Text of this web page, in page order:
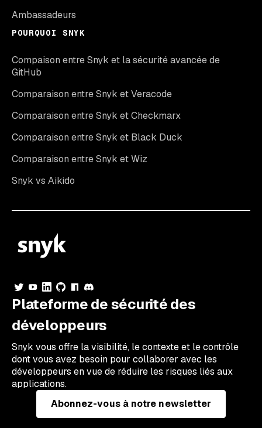
Ambassadeurs
POURQUOI SNYK
Compaison entre Snyk et la sécurité avancée de
GitHub
Comparaison entre Snyk et Veracode
Comparaison entre Snyk et Checkmarx
Comparaison entre Snyk et Black Duck
Comparaison entre Snyk et Wiz
Snyk vs Aikido
Plateforme de sécurité des
développeurs
Snyk vous offre la visibilité, le contexte et le contrôle
dont vous avez besoin pour collaborer avec les
développeurs en vue de réduire les risques liés aux
applications.
Abonnez-vous à notre newsletter